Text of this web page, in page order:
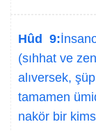
Hûd 9:
(sıhhat ve
alıversek,
tamamen
nakör bir